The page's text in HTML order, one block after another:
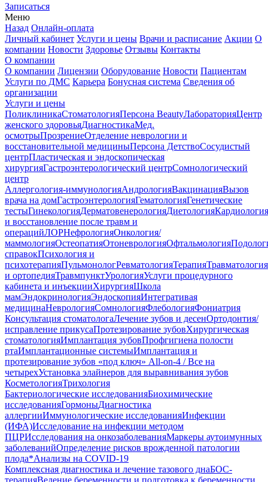
Записаться
Меню
Назад Онлайн-оплата
Личный кабинет Услуги и цены Врачи и расписание Акции О
компании Новости Здоровье Отзывы Контакты
О компании
О компании Лицензии Оборудование Новости Пациентам
Услуги по ДМС Карьера Бонусная система Сведения об
организации
Услуги и цены
ПоликлиникаСтоматологияПерсона BeautyЛабораторияЦентр
женского здоровьяДиагностикаМед.
осмотрыПрозрениеОтделение неврологии и
восстановительной медициныПерсона ДетствоСосудистый
центрПластическая и эндоскопическая
хирургияГастроэнтерологический центрСомнологический
центр
Аллергология-иммунологияАндрологияВакцинацияВызов
врача на домГастроэнтерологияГематологияГенетические
тестыГинекологияДерматовенерологияДиетологияКардиология
и восстановление после травм и
операцийЛОРНефрологияОнкология/
маммологияОстеопатияОтоневрологияОфтальмология
справокПсихология и
психотерапияПульмонологРевматологияТерапияТравматология
и ортопедияТравмпунктУрологияУслуги процедурного
кабинета и инъекцииХирургияШкола
мамЭндокринологияЭндоскопияИнтегративая
медицинаНеврологияСомнологияФлебологияФониатрия
Консультация стоматологаЛечение зубов и десенОртодонтия/
исправление прикусаПротезирование зубовХирургическая
стоматологияИмплантация зубовПрофгигиена полости
ртаИмплантационные системыИмплантация и
протезирование зубов «под ключ» All-on-4 / Все на
четырехУстановка элайнеров для выравнивания зубов
КосметологияТрихология
Бактериологические исследованияБиохимические
исследованияГормоныДиагностика
аллергииИммунологические исследованияИнфекции
(ИФА)Исследование на инфекции методом
ПЦРИсследования на онкозаболеванияМаркеры аутоимунных
заболеванийОпределение рисков врожденной патологии
плода*Анализы на COVID-19
Комплексная диагностика и лечение тазового днаБОС-
терапияВедение беременности и подготовка к беременности